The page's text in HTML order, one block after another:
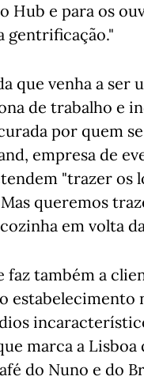
Hub e para os
gentrificação."
que venha a
de trabalho e
por quem
empresa de
"trazer os
queremos
em volta
faz também a
estabelecimento
marca a
do Nuno e do